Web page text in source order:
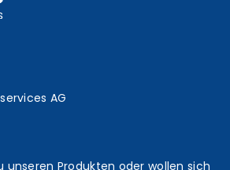
AG
unseren Produkten oder wollen sich